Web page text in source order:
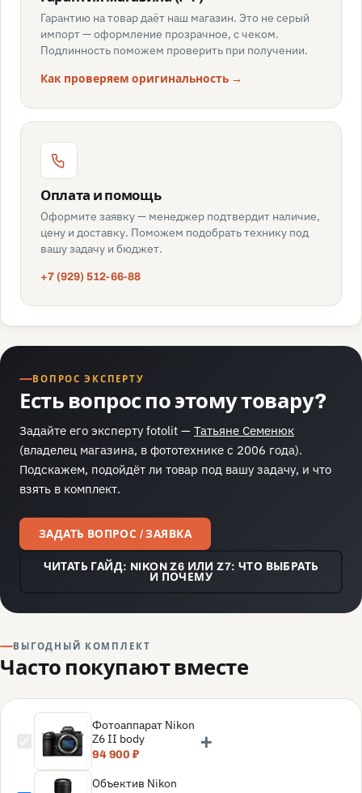
Гарантию на товар даёт наш магазин. Это не серый
импорт — оформление прозрачное, с чеком.
Подлинность поможем проверить при получении.
Как проверяем оригинальность →
Оплата и помощь
Оформите заявку — менеджер подтвердит наличие,
цену и доставку. Поможем подобрать технику под
вашу задачу и бюджет.
+7 (929) 512-66-88
ВОПРОС ЭКСПЕРТУ
Есть вопрос по этому товару?
Задайте его эксперту fotolit — Татьяне Семенюк
(владелец магазина, в фототехнике с 2006 года).
Подскажем, подойдёт ли товар под вашу задачу, и что
взять в комплект.
ЗАДАТЬ ВОПРОС / ЗАЯВКА
ЧИТАТЬ ГАЙД: NIKON Z6 ИЛИ Z7: ЧТО ВЫБРАТЬ
И ПОЧЕМУ
ВЫГОДНЫЙ КОМПЛЕКТ
Часто покупают вместе
Фотоаппарат Nikon
Z6 II body
94 900 ₽
+
Объектив Nikon